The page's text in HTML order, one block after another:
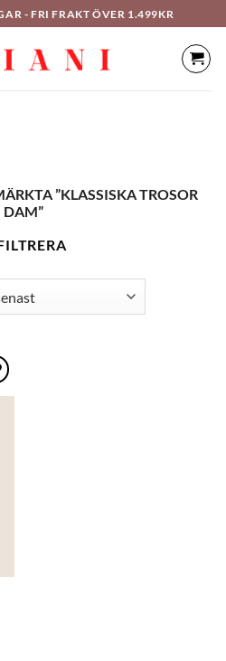
- FRI FRAKT ÖVER 1.499KR
”KLASSISKA TROSOR
DAM”